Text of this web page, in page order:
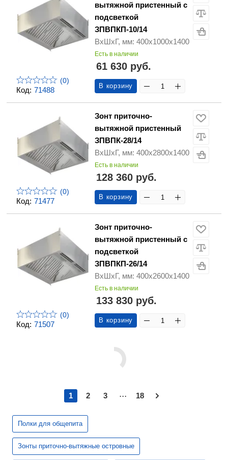
Код: 71488
(0)
вытяжной пристенный с
подсветкой
ЗПВПКП-10/14
ВхШхГ, мм: 400х1000х1400
Есть в наличии
61 630 руб.
В корзину
Код: 71477
(0)
Зонт приточно-
вытяжной пристенный
ЗПВПК-28/14
ВхШхГ, мм: 400х2800х1400
Есть в наличии
128 360 руб.
В корзину
Код: 71507
(0)
Зонт приточно-
вытяжной пристенный с
подсветкой
ЗПВПКП-26/14
ВхШхГ, мм: 400х2600х1400
Есть в наличии
133 830 руб.
В корзину
1 2 3 ... 18
Полки для общепита
Зонты приточно-вытяжные островные